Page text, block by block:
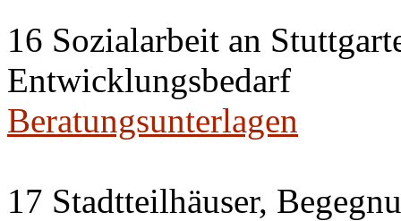
16 Sozialarbeit an
Entwicklungsbedarf
Beratungsunterlagen
17 Stadtteilhäuser,